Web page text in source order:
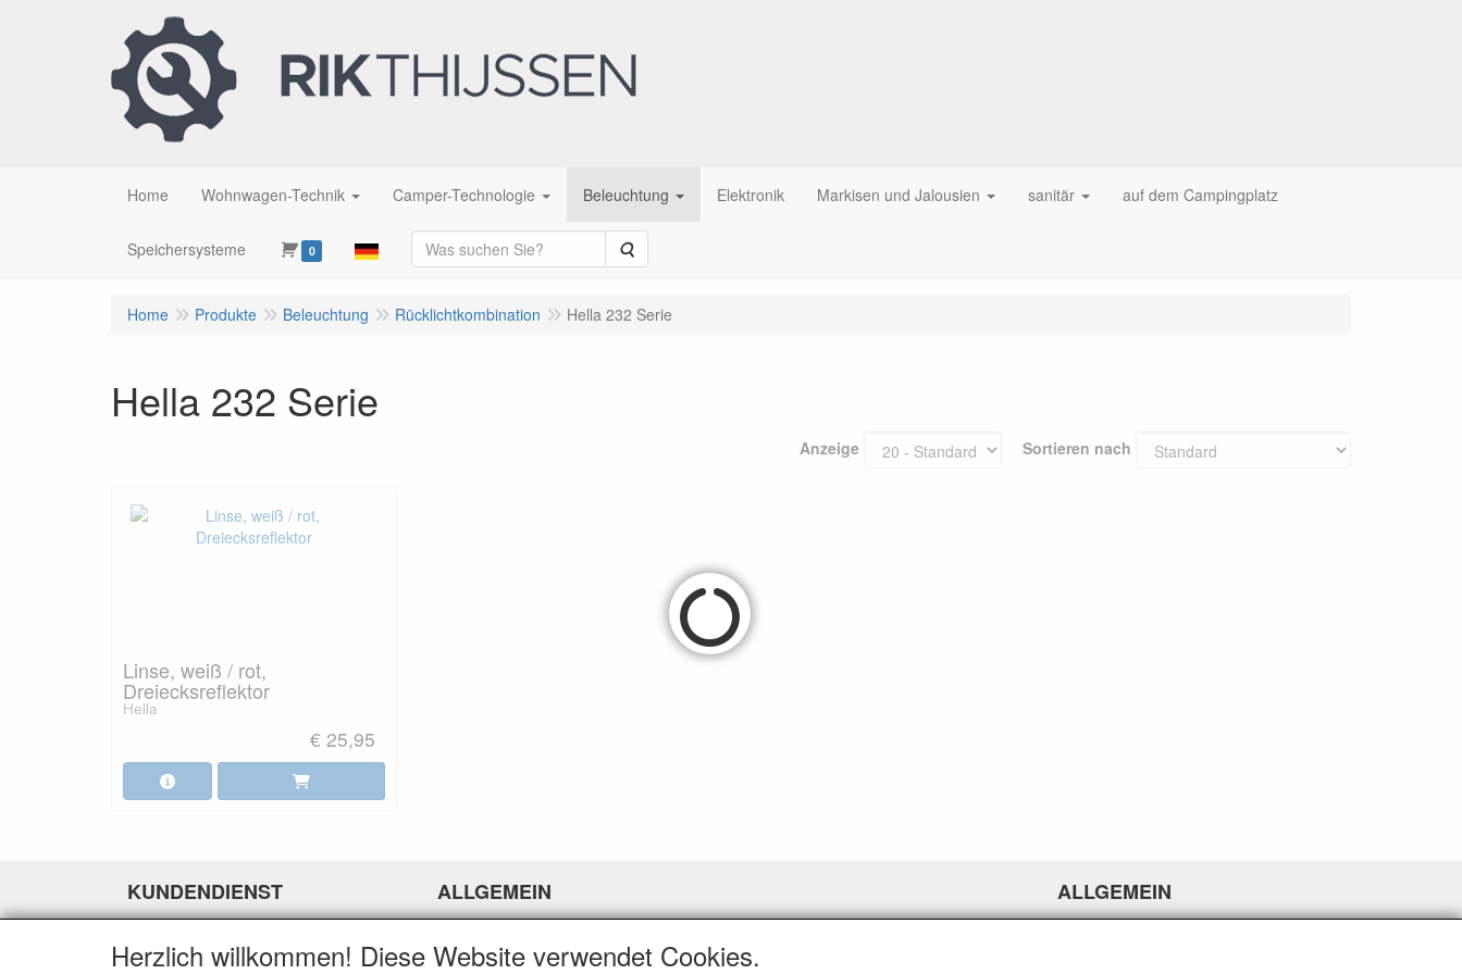
Home Wohnwagen-Technik Camper-Technologie Beleuchtung Elektronik Markisen und Jalousien sanitär auf dem Campingplatz
Speichersysteme 0 Suche
Home Produkte Beleuchtung Rücklichtkombination Hella 232 Serie
Hella 232 Serie
Anzeige Sortieren nach
Linse, weiß / rot,
Dreiecksreflektor
Hella
€ 25,95
KUNDENDIENST
Zahlungsmöglichkeiten
ALLGEMEIN
Allgemeine Geschäftsbedingungen
ALLGEMEIN
Herzlich willkommen! Diese Website verwendet Cookies.